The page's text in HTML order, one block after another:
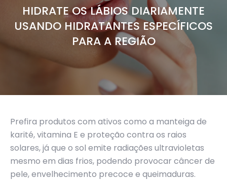
HIDRATE OS LÁBIOS DIARIAMENTE
USANDO HIDRATANTES ESPECÍFICOS
PARA A REGIÃO
Prefira produtos com ativos como a manteiga de
karité, vitamina E e proteção contra os raios
solares, já que o sol emite radiações ultravioletas
mesmo em dias frios, podendo provocar câncer de
pele, envelhecimento precoce e queimaduras.